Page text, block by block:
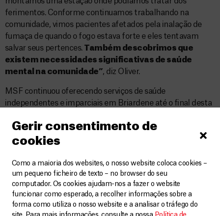
Gerir consentimento de
cookies
Como a maioria dos websites, o nosso website coloca cookies –
um pequeno ficheiro de texto – no browser do seu
computador. Os cookies ajudam-nos a fazer o website
funcionar como esperado, a recolher informações sobre a
forma como utiliza o nosso website e a analisar o tráfego do
ferimentos. Conforme continuamos trabalhando na
comunidade, vimos pacientes afetados pela inalação de
fumaça de quando o fogo estava forte e eles tentavam
salvar seus pertences. Também descobrimos que
existem necessidades significativas de saúde
mental na comunidade”, diz Oliver.
MSF continuou oferecendo serviços de saúde
independentes e imparciais em Briardene até o final desta
KwaZulu-Natal está em andamento.
O projeto de HIV/TB de longo prazo de MSF em Eshowe,
distrito de King Cetshwayo, foi reaberto em 19 de julho, com
atividades de sensibilização da comunidade, hospitalares e
clínicas totalmente restabelecidas em 21 de julho. As
atividades na enfermaria de COVID-19 apoiada por MSF no
Hospital Ngwelezana, perto de Empangeni, foram